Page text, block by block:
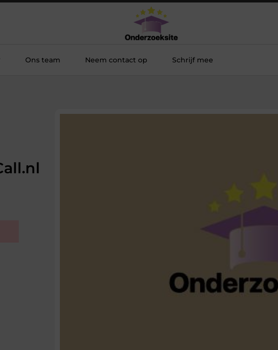
Ons team Neem contact op Schrijf mee